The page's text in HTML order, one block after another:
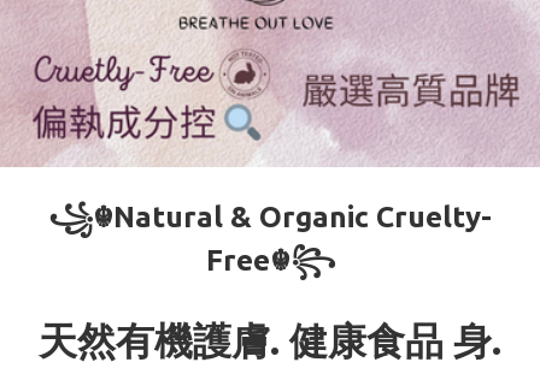
꧁☬Natural & Organic Cruelty-
Free☬꧂
天然有機護膚. 健康食品 身.